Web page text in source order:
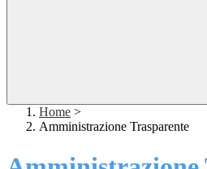
Home >
Amministrazione Trasparente